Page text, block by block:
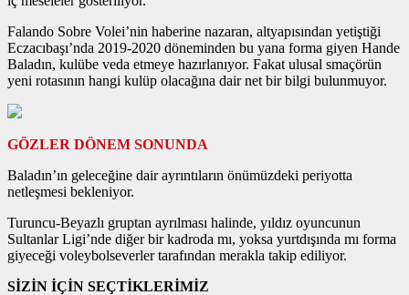
Falando Sobre Volei’nin haberine nazaran, altyapısından yetiştiği
Eczacıbaşı’nda 2019-2020 döneminden bu yana forma giyen Hande
Baladın, kulübe veda etmeye hazırlanıyor. Fakat ulusal smaçörün
yeni rotasının hangi kulüp olacağına dair net bir bilgi bulunmuyor.
GÖZLER DÖNEM SONUNDA
Baladın’ın geleceğine dair ayrıntıların önümüzdeki periyotta
netleşmesi bekleniyor.
Turuncu-Beyazlı gruptan ayrılması halinde, yıldız oyuncunun
Sultanlar Ligi’nde diğer bir kadroda mı, yoksa yurtdışında mı forma
giyeceği voleybolseverler tarafından merakla takip ediliyor.
SİZİN İÇİN SEÇTİKLERİMİZ